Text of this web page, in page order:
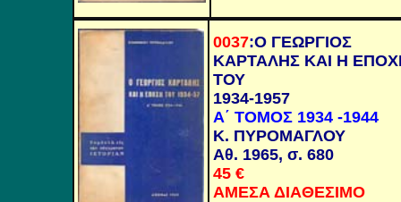
0037:Ο ΓΕΩΡΓΙΟΣ
ΚΑΡΤΑΛΗΣ ΚΑΙ Η
ΤΟΥ
1934-1957
Α΄ ΤΟΜΟΣ 1934 -1944
Κ. ΠΥΡΟΜΑΓΛΟΥ
Αθ. 1965, σ. 680
45€
ΑΜΕΣΑ ΔΙΑΘΕΣΙΜΟ